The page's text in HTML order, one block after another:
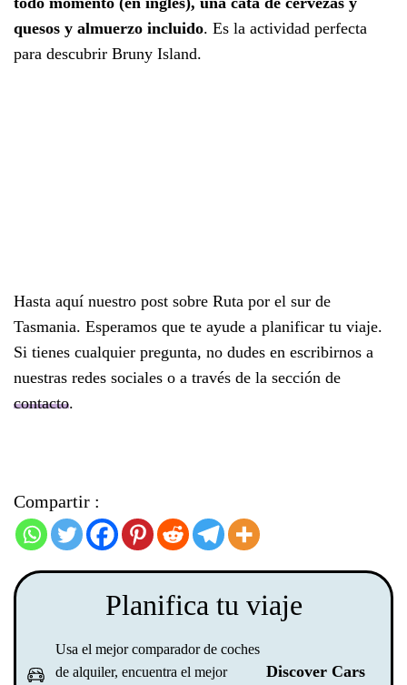
quesos y almuerzo incluido. Es la actividad perfecta
para descubrir Bruny Island.
Hasta aquí nuestro post sobre Ruta por el sur de
Tasmania. Esperamos que te ayude a planificar tu viaje.
Si tienes cualquier pregunta, no dudes en escribirnos a
nuestras redes sociales o a través de la sección de
contacto.
Compartir :
Planifica tu viaje
Usa el mejor comparador de coches
de alquiler, encuentra el mejor
Discover Cars